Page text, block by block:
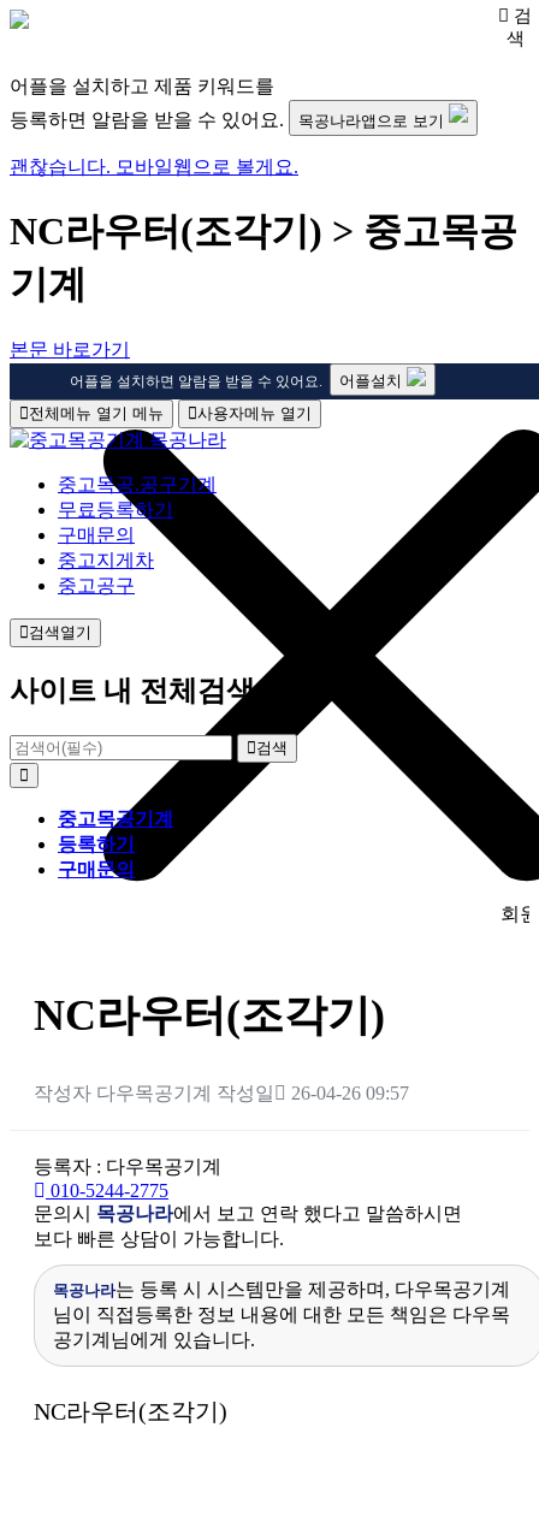
어플을 설치하고 제품 키워드를
등록하면 알람을 받을 수 있어요.
목공나라앱으로 보기
괜찮습니다. 모바일웹으로 볼게요.
NC라우터(조각기) > 중고목공
기계
본문 바로가기
어플을 설치하면 알람을 받을 수 있어요.
어플설치
전체메뉴 열기 메뉴 사용자메뉴 열기
중고목공.공구기계
무료등록하기
구매문의
중고지게차
중고공구
검색열기
사이트 내 전체검색
검색
중고목공기계
등록하기
구매문의
회원가입
NC라우터(조각기)
작성자 다우목공기계 작성일 26-04-26 09:57
등록자 : 다우목공기계
010-5244-2775
문의시 목공나라에서 보고 연락 했다고 말씀하시면
보다 빠른 상담이 가능합니다.
목공나라는 등록 시 시스템만을 제공하며, 다우목공기계
님이 직접등록한 정보 내용에 대한 모든 책임은 다우목
공기계님에게 있습니다.
NC라우터(조각기)
검
색